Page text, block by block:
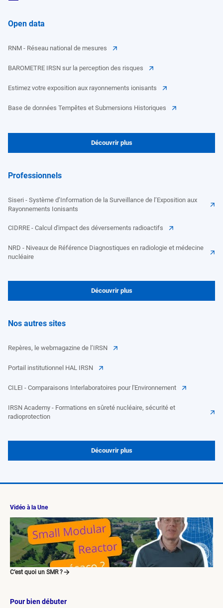
Open data
RNM - Réseau national de mesures
BAROMETRE IRSN sur la perception des risques
Estimez votre exposition aux rayonnements ionisants
Base de données Tempêtes et Submersions Historiques
Découvrir plus
Professionnels
Siseri - Système d’Information de la Surveillance de l’Exposition aux
Rayonnements Ionisants
CIDRRE - Calcul d'impact des déversements radioactifs
NRD - Niveaux de Référence Diagnostiques en radiologie et médecine
nucléaire
Découvrir plus
Nos autres sites
Repères, le webmagazine de l’IRSN
Portail institutionnel HAL IRSN
CILEI - Comparaisons Interlaboratoires pour l'Environnement
IRSN Academy - Formations en sûreté nucléaire, sécurité et
radioprotection
Découvrir plus
Vidéo à la Une
C’est quoi un SMR ?
Pour bien débuter